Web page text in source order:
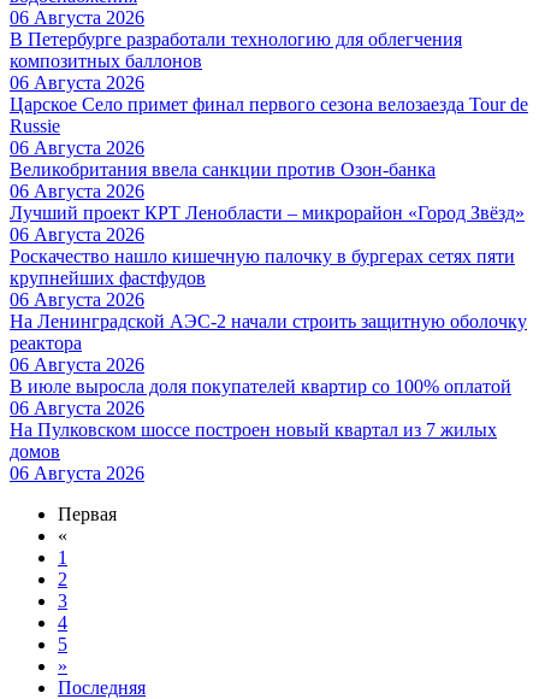
06 Августа 2026
В Петербурге разработали технологию для облегчения
композитных баллонов
06 Августа 2026
Царское Село примет финал первого сезона велозаезда Tour de
Russie
06 Августа 2026
Великобритания ввела санкции против Озон-банка
06 Августа 2026
Лучший проект КРТ Ленобласти – микрорайон «Город Звёзд»
06 Августа 2026
Роскачество нашло кишечную палочку в бургерах сетях пяти
крупнейших фастфудов
06 Августа 2026
На Ленинградской АЭС-2 начали строить защитную оболочку
реактора
06 Августа 2026
В июле выросла доля покупателей квартир со 100% оплатой
06 Августа 2026
На Пулковском шоссе построен новый квартал из 7 жилых
домов
06 Августа 2026
Первая
«
1
2
3
4
5
»
Последняя